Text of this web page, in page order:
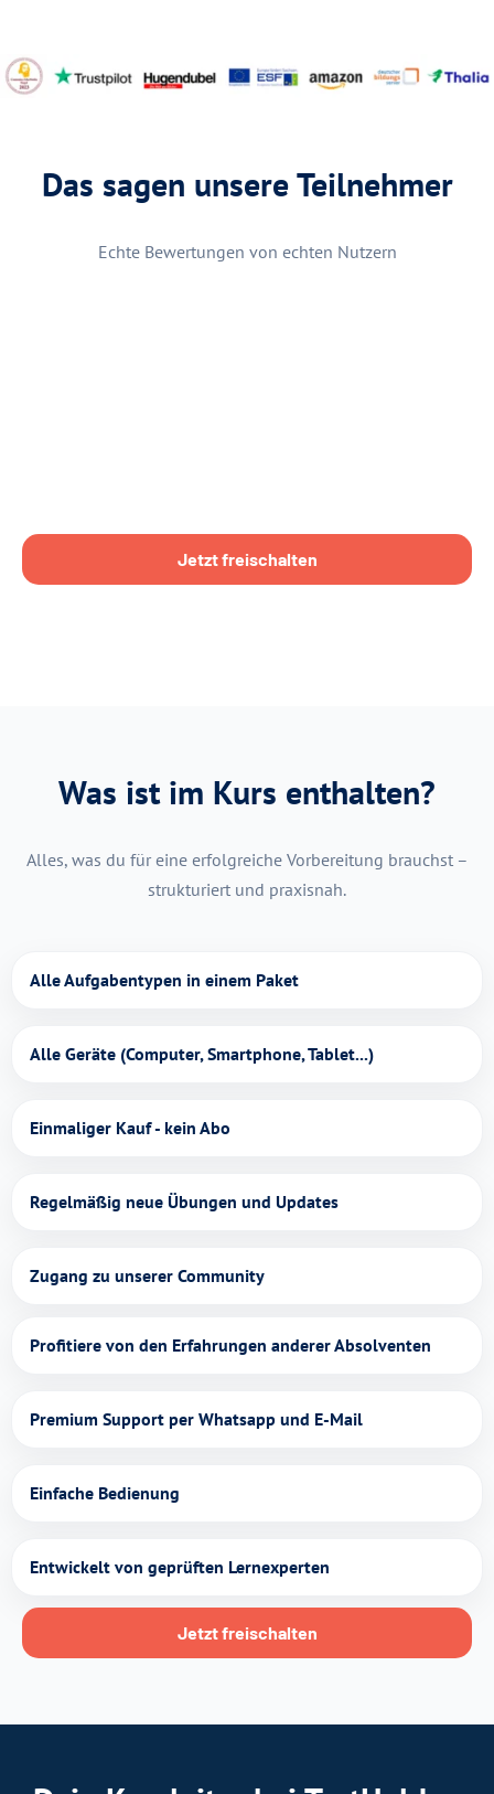
Das sagen unsere Teilnehmer
Echte Bewertungen von echten Nutzern
Jetzt freischalten
Was ist im Kurs enthalten?
Alles, was du für eine erfolgreiche Vorbereitung brauchst –
strukturiert und praxisnah.
Alle Aufgabentypen in einem Paket
Alle Geräte (Computer, Smartphone, Tablet...)
Einmaliger Kauf - kein Abo
Regelmäßig neue Übungen und Updates
Zugang zu unserer Community
Profitiere von den Erfahrungen anderer Absolventen
Premium Support per Whatsapp und E-Mail
Einfache Bedienung
Entwickelt von geprüften Lernexperten
Jetzt freischalten